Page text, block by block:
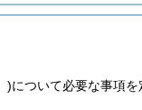
)について必要な事項を